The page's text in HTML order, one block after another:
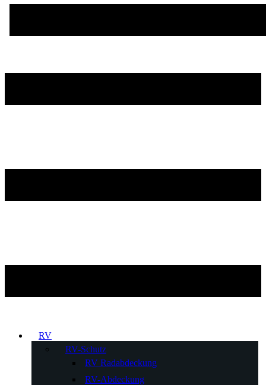
RV
RV-Schutz
RV Radabdeckung
RV-Abdeckung